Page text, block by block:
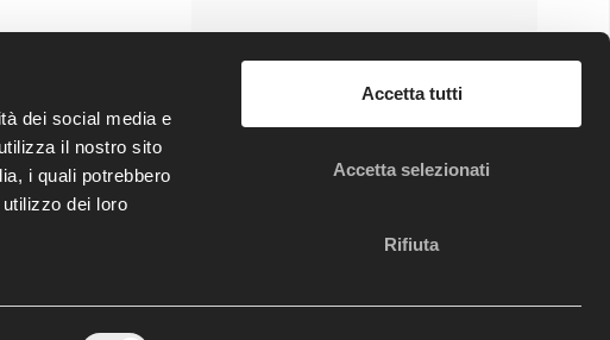
dei social media e
il nostro sito
i quali potrebbero
dei loro
Accetta tutti
Accetta selezionati
Rifiuta